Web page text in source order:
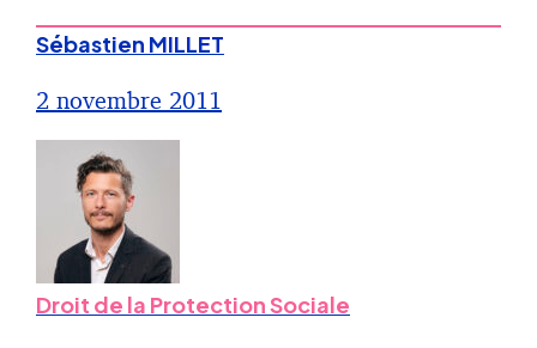
Sébastien MILLET
2 novembre 2011
Droit de la Protection Sociale